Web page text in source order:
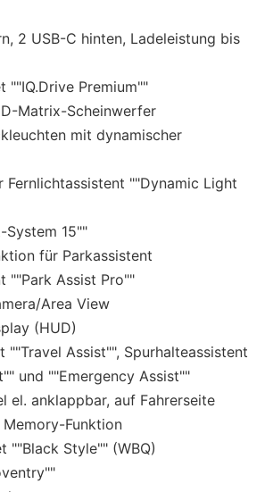
2 USB-C hinten, Ladeleistung bis
""IQ.Drive Premium""
Matrix-Scheinwerfer
mit dynamischer
Fernlichtassistent ""Dynamic Light
System 15""
für Parkassistent
""Park Assist Pro""
Area View
(HUD)
""Travel Assist"", Spurhalteassistent
und ""Emergency Assist""
el. anklappbar, auf Fahrerseite
Funktion
""Black Style"" (WBQ)